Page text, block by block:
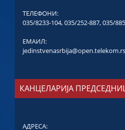
ТЕЛЕФОНИ:
035/8233-104,035/252-887,035/
ЕМАИЛ:
jedinstvenasrbija@open.telekom.rs
КАНЦЕЛАРИЈА
АДРЕСА: